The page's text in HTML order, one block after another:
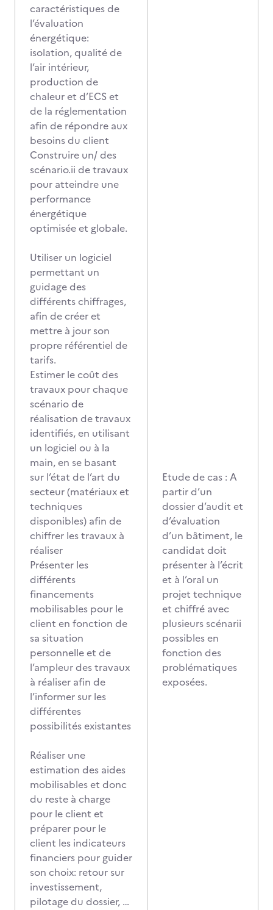
caractéristiques de
l’évaluation
énergétique:
isolation, qualité de
l’air intérieur,
production de
chaleur et d’ECS et
de la réglementation
afin de répondre aux
besoins du client
Construire un/ des
scénario.ii de travaux
pour atteindre une
performance
énergétique
optimisée et globale.
Utiliser un logiciel
permettant un
guidage des
différents chiffrages,
afin de créer et
mettre à jour son
propre référentiel de
tarifs.
Estimer le coût des
travaux pour chaque
scénario de
réalisation de travaux
identifiés, en utilisant
un logiciel ou à la
main, en se basant
sur l’état de l’art du
secteur (matériaux et
techniques
disponibles) afin de
chiffrer les travaux à
réaliser
Présenter les
différents
financements
mobilisables pour le
client en fonction de
sa situation
personnelle et de
l’ampleur des travaux
à réaliser afin de
l’informer sur les
différentes
possibilités existantes
Réaliser une
estimation des aides
mobilisables et donc
du reste à charge
pour le client et
préparer pour le
client les indicateurs
financiers pour guider
son choix: retour sur
investissement,
pilotage du dossier, …
Etude de cas : A
partir d’un
dossier d’audit et
d’évaluation
d’un bâtiment, le
candidat doit
présenter à l’écrit
et à l’oral un
projet technique
et chiffré avec
plusieurs scénarii
possibles en
fonction des
problématiques
exposées.